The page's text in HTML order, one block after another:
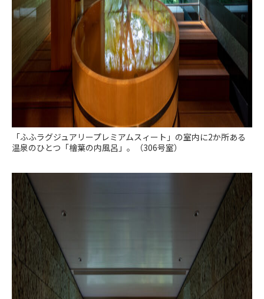
「ふふラグジュアリープレミアムスィート」の室内に2か所ある
温泉のひとつ「檜葉の内風呂」。（306号室）